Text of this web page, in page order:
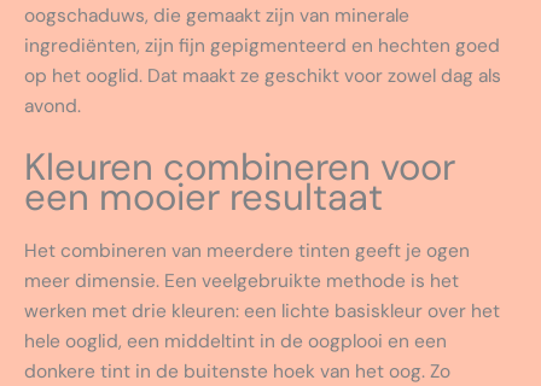
oogschaduws, die gemaakt zijn van minerale
ingrediënten, zijn fijn gepigmenteerd en hechten goed
op het ooglid. Dat maakt ze geschikt voor zowel dag als
avond.
Kleuren combineren voor
een mooier resultaat
Het combineren van meerdere tinten geeft je ogen
meer dimensie. Een veelgebruikte methode is het
werken met drie kleuren: een lichte basiskleur over het
hele ooglid, een middeltint in de oogplooi en een
donkere tint in de buitenste hoek van het oog. Zo